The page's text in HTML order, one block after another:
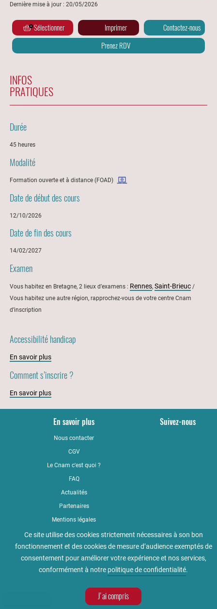
Dernière mise à jour : 20/05/2026
Sélectionner Imprimer
Contactez-nous
Prenez RDV
INFOS
PRATIQUES
Durée
45 heures
Modalité
Formation ouverte et à distance (FOAD)
Date de début des cours
12/10/2026
Date de fin des cours
14/02/2027
Examen
Vous habitez en Bretagne, 2 lieux d’examens : Rennes, Saint-Brieuc /
Vous habitez une autre région, rapprochez-vous de votre centre Cnam
d’inscription
Accessibilité handicap
En savoir plus
Comment s’inscrire ?
En savoir plus
Contactez-nous Prenez RDV
En savoir plus
Nous contacter
CGV
Le Cnam c'est quoi ?
FAQ
Actualités
Partenaires
Mentions légales
Qualité
Règlement intérieur
Accessibilité : non conforme
Politique de confidentialité
Suivez-nous
Ce site utilise des cookies strictement nécessaires à son bon
fonctionnement et des cookies de mesure d’audience exemptés de
consentement pour améliorer votre expérience et nos services,
conformément à notre politique de confidentialité.
J'ai compris